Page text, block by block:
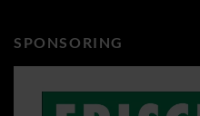
SPONSORING